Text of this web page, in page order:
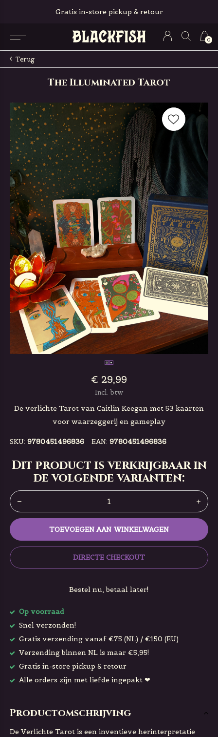
0
Gratis in-store pickup & retour
Terug
The Illuminated Tarot
€ 29,99
Incl. btw
De verlichte Tarot van Caitlin Keegan met 53 kaarten
voor waarzeggerij en gameplay
SKU: 9780451496836 EAN: 9780451496836
Dit product is verkrijgbaar in
de volgende varianten:
TOEVOEGEN AAN WINKELWAGEN
DIRECTE CHECKOUT
Bestel nu, betaal later!
Op voorraad
Snel verzonden!
Gratis verzending vanaf €75 (NL) / €150 (EU)
Verzending binnen NL is maar €5,95!
Gratis in-store pickup & retour
Alle orders zijn met liefde ingepakt ❤
Productomschrijving
De Verlichte Tarot is een inventieve herinterpretatie